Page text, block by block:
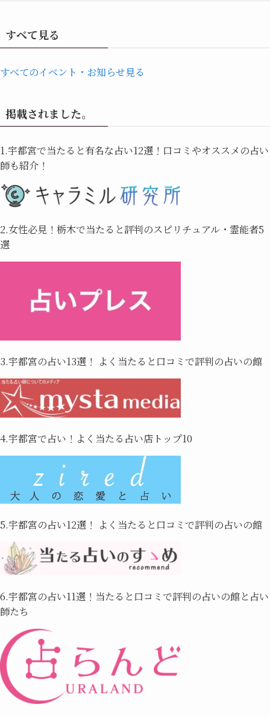
すべて見る
すべてのイベント・お知らせ見る
掲載されました。
1.宇都宮で当たると有名な占い12選！口コミやオススメの占い
師も紹介！
2.女性必見！栃木で当たると評判のスピリチュアル・霊能者5
選
3.宇都宮の占い13選！ よく当たると口コミで評判の占いの館
4.宇都宮で占い！よく当たる占い店トップ10
5.宇都宮の占い12選！ よく当たると口コミで評判の占いの館
6.宇都宮の占い11選！当たると口コミで評判の占いの館と占い
師たち